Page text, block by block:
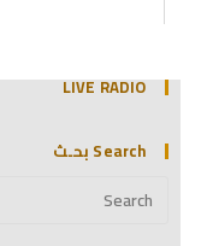
LIVE RADIO
Search بحـث